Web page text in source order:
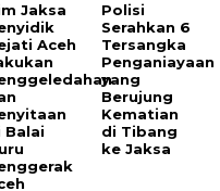
Jaksa
Aceh
Balai
Polisi
Serahkan 6
Tersangka
Penganiayaan
yang
Berujung
Kematian
di Tibang
ke Jaksa